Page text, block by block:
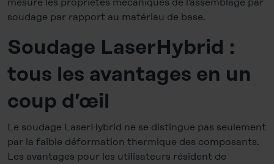
soudage par rapport au matériau de base.
Soudage LaserHybrid :
tous les avantages en un
coup d’œil
Le soudage LaserHybrid ne se distingue pas seulement
par la faible déformation thermique des composants.
Les avantages pour les utilisateurs résident de